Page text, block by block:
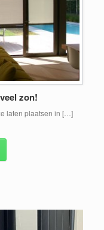
zon!
laten plaatsen in […]